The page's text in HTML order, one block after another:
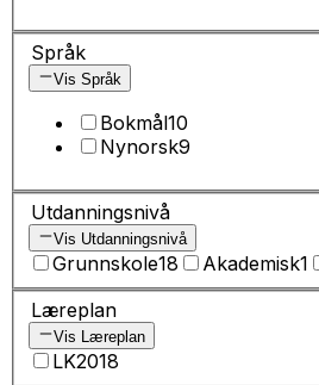
Språk
Vis Språk
Bokmål10
Nynorsk9
Utdanningsnivå
Vis Utdanningsnivå
Grunnskole18 Akademisk1
Læreplan
Vis Læreplan
LK2018